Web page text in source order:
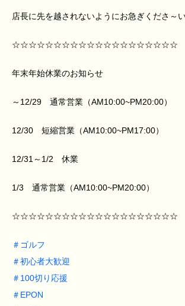
店長に先を越されないようにお急ぎくださ～
☆☆☆☆☆☆☆☆☆☆☆☆☆☆☆☆☆☆☆☆
年末年始休業のお知らせ
～12/29 通常営業（AM10:00~PM20:00）
12/30 短縮営業（AM10:00~PM17:00）
12/31～1/2 休業
1/3 通常営業（AM10:00~PM20:00）
☆☆☆☆☆☆☆☆☆☆☆☆☆☆☆☆☆☆☆☆
＃ ゴルフ
＃初心者大歓迎
＃ 100切り応援
＃ EPON